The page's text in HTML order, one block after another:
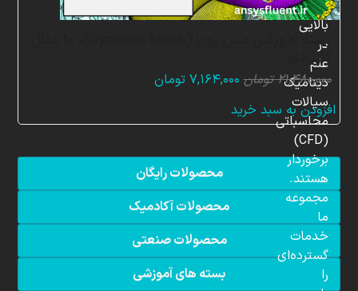
کاربردی
۲۱,۴۸۰,۰۰۰ تومان قیمت
۷,۱۶۴,۰۰۰ تومانقیمت
افزودن به سبد خرید
محصولات رایگان
محصولات آکادمیک
محصولات صنعتی
بسته های آموزشی
دانش
بالایی
در
علم
دینامیک
سیالات
محاسباتی
(CFD)
برخوردار
هستند.
مجموعه
ما
خدمات
گسترده‌ای
را